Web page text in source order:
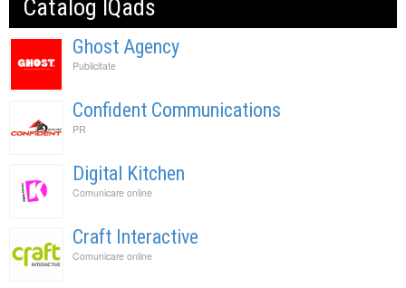
Catalog IQads
Ghost Agency
Publicitate
Confident Communications
PR
Digital Kitchen
Comunicare online
Craft Interactive
Comunicare online